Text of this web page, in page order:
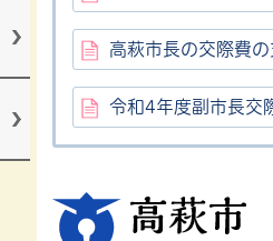
高萩市長の交際費
令和4年度副市長交